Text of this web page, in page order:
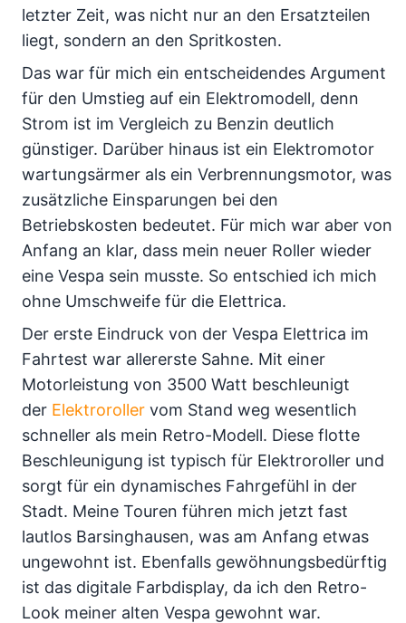
letzter Zeit, was nicht nur an den Ersatzteilen
liegt, sondern an den Spritkosten.
Das war für mich ein entscheidendes Argument
für den Umstieg auf ein Elektromodell, denn
Strom ist im Vergleich zu Benzin deutlich
günstiger. Darüber hinaus ist ein Elektromotor
wartungsärmer als ein Verbrennungsmotor, was
zusätzliche Einsparungen bei den
Betriebskosten bedeutet. Für mich war aber von
Anfang an klar, dass mein neuer Roller wieder
eine Vespa sein musste. So entschied ich mich
ohne Umschweife für die Elettrica.
Der erste Eindruck von der Vespa Elettrica im
Fahrtest war allererste Sahne. Mit einer
Motorleistung von 3500 Watt beschleunigt
der Elektroroller vom Stand weg wesentlich
schneller als mein Retro-Modell. Diese flotte
Beschleunigung ist typisch für Elektroroller und
sorgt für ein dynamisches Fahrgefühl in der
Stadt. Meine Touren führen mich jetzt fast
lautlos Barsinghausen, was am Anfang etwas
ungewohnt ist. Ebenfalls gewöhnungsbedürftig
ist das digitale Farbdisplay, da ich den Retro-
Look meiner alten Vespa gewohnt war.